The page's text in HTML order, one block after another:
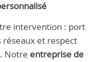
intervention : port
réseaux et respect
Notre entreprise de